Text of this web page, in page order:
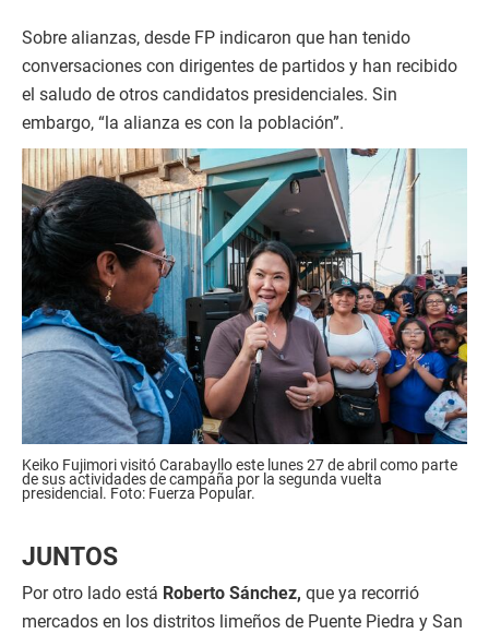
Sobre alianzas, desde FP indicaron que han tenido
conversaciones con dirigentes de partidos y han recibido
el saludo de otros candidatos presidenciales. Sin
embargo, “la alianza es con la población”.
Keiko Fujimori visitó Carabayllo este lunes 27 de abril como parte
de sus actividades de campaña por la segunda vuelta
presidencial. Foto: Fuerza Popular.
JUNTOS
Por otro lado está Roberto Sánchez, que ya recorrió
mercados en los distritos limeños de Puente Piedra y San